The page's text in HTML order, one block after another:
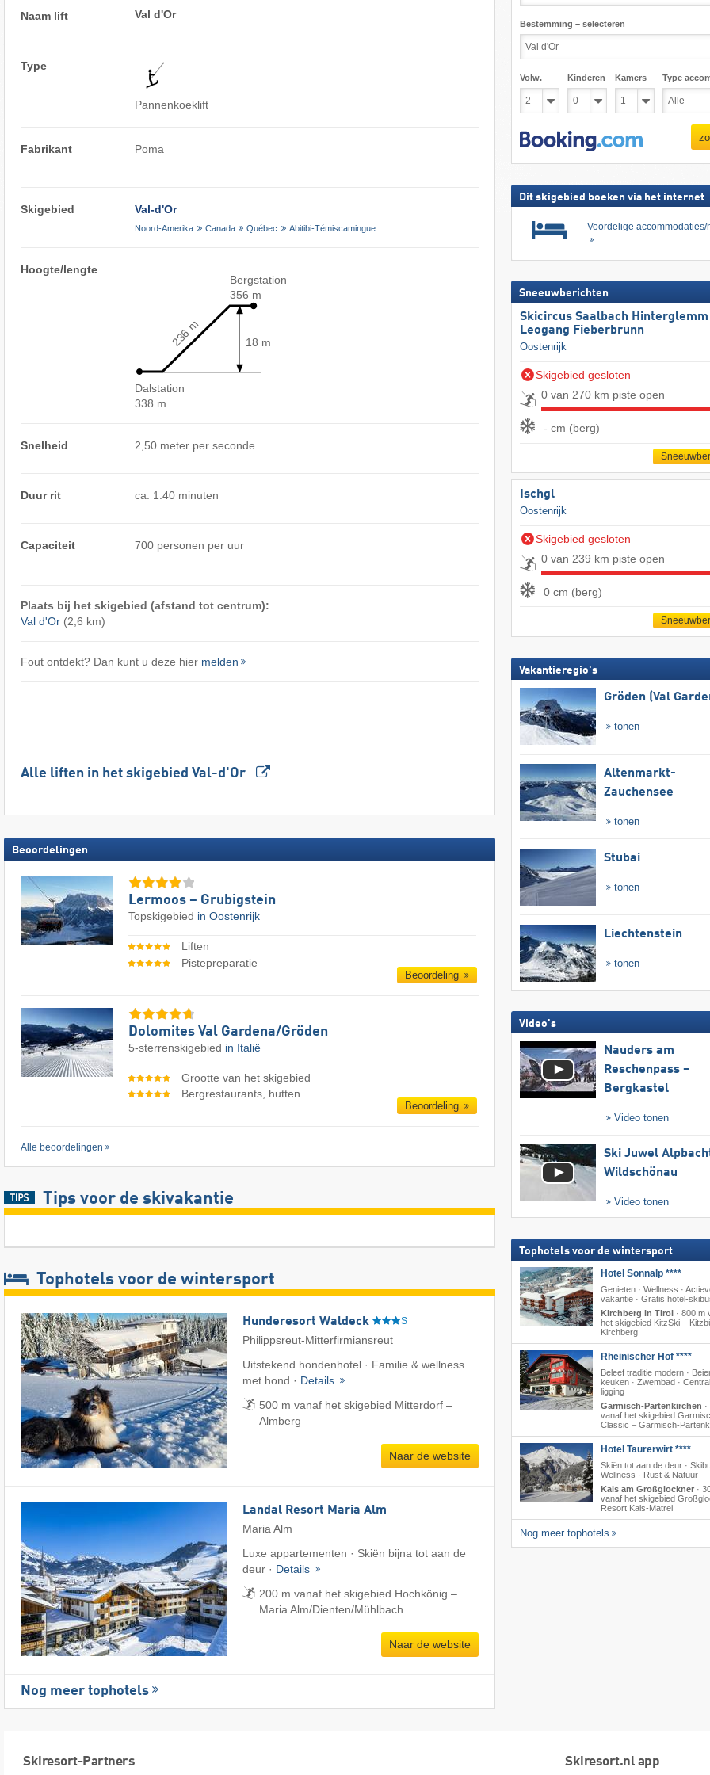
Naam lift Val d'Or
Type
Pannenkoeklift
Fabrikant Poma
Skigebied Val-d'Or
Noord-Amerika Canada Québec Abitibi-Témiscamingue
Hoogte/lengte
Dalstation
338 m
Bergstation
356 m
18 m
236 m
Snelheid 2,50 meter per seconde
Duur rit ca. 1:40 minuten
Capaciteit 700 personen per uur
Plaats bij het skigebied (afstand tot centrum):
Val d'Or(2,6 km)
Fout ontdekt? Dan kunt u deze hier melden
Alle liften in het skigebied Val-d'Or
Beoordelingen
Lermoos – Grubigstein
Topskigebied in Oostenrijk
Liften
Pistepreparatie
Beoordeling
Dolomites Val Gardena/​Gröden
5-sterrenskigebied in Italië
Grootte van het skigebied
Bergrestaurants, hutten
Beoordeling
Alle beoordelingen
Tips voor de skivakantie
Tophotels voor de wintersport
Hunderesort Waldeck S
Philippsreut-Mitterfirmiansreut
Uitstekend hondenhotel · Familie & wellness
met hond · Details
500 m vanaf het skigebied Mitterdorf –
Almberg
Naar de website
Landal Resort Maria Alm
Maria Alm
Luxe appartementen · Skiën bijna tot aan de
deur · Details
200 m vanaf het skigebied Hochkönig –
Maria Alm/​Dienten/​Mühlbach
Naar de website
Nog meer tophotels
Bestemming – selecteren
Volw. Kinderen Kamers Type
Dit skigebied boeken via het internet
Voordelige accommodaties/
Sneeuwberichten
Skicircus Saalbach Hinterglemm
Leogang Fieberbrunn
Oostenrijk
Skigebied gesloten
0 van 270 km piste open
- cm (berg)
Ischgl
Oostenrijk
Skigebied gesloten
0 van 239 km piste open
0 cm (berg)
Vakantieregio's
Gröden (Val
tonen
Altenmarkt-
Zauchensee
tonen
Stubai
tonen
Liechtenstein
tonen
Video's
Nauders am
Reschenpass –
Bergkastel
Video tonen
Ski Juwel
Wildschönau
Video tonen
Tophotels voor de wintersport
Hotel Sonnalp ****
Genieten · Wellness ·
vakantie · Gratis hotel-
Kirchberg in Tirol · 800 m
het skigebied KitzSki –
Kirchberg
Rheinischer Hof ****
Beleef traditie modern ·
keuken · Zwembad ·
ligging
Garmisch-Partenkirchen ·
vanaf het skigebied
Classic – Garmisch-
Hotel Taurerwirt ****
Skiën tot aan de deur ·
Wellness · Rust & Natuur
Kals am Großglockner·
vanaf het skigebied
Resort Kals-Matrei
Nog meer tophotels
Skiresort-Partners Skiresort.nl app